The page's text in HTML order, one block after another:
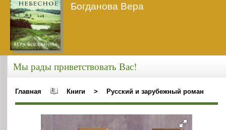
Богданова Вера
Мы рады приветствовать Вас!
Главная Книги > Русский и зарубежный роман